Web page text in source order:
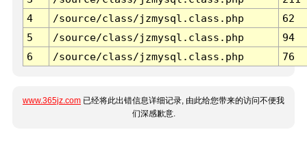
4
/source/class/jzmysql.class.php
62
5
/source/class/jzmysql.class.php
94
6
/source/class/jzmysql.class.php 76
www.365jz.com 已经将此出错信息详细记录, 由此给您带来的访问不便我
们深感歉意.